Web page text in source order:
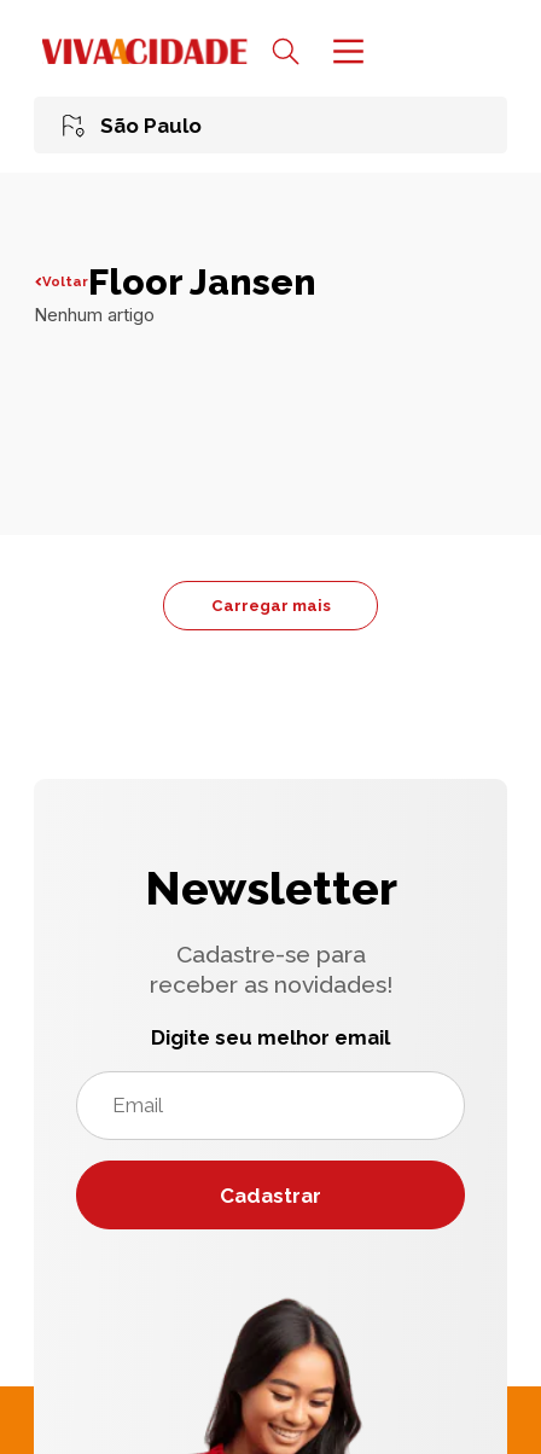
São Paulo
VoltarFloor Jansen
Nenhum artigo
Carregar mais
Newsletter
Cadastre-se para
receber as novidades!
Digite seu melhor email